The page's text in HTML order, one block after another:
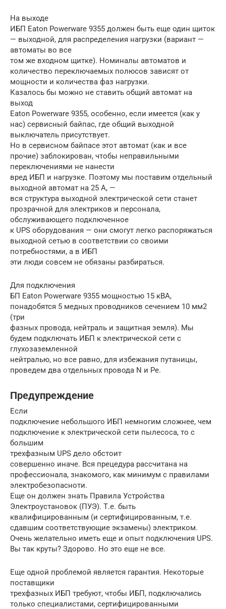
На выходе
ИБП Eaton Powerware 9355 должен быть еще один щиток
— выходной, для распределения нагрузки (вариант —
автоматы во все
том же входном щитке). Номиналы автоматов и
количество переключаемых полюсов зависят от
мощности и количества фаз нагрузки.
Казалось бы можно не ставить общий автомат на
выход
Eaton Powerware 9355, особенно, если имеется (как у
нас) сервисный байпас, где общий выходной
выключатель присутствует.
Но в сервисном байпасе этот автомат (как и все
прочие) заблокирован, чтобы неправильными
переключениями не нанести
вред ИБП и нагрузке. Поэтому мы поставим отдельный
выходной автомат на 25 А, —
вся структура выходной электрической сети станет
прозрачной для электриков и персонала,
обслуживающего подключенное
к UPS оборудования — они смогут легко распоряжаться
выходной сетью в соответствии со своими
потребностями, а в ИБП
эти люди совсем не обязаны разбираться.
Для подключения
БП Eaton Powerware 9355 мощностью 15 кВА,
понадобятся 5 медных проводников сечением 10 мм2
(три
фазных провода, нейтраль и защитная земля). Мы
будем подключать ИБП к электрической сети с
глухозаземленной
нейтралью, но все равно, для избежания путаницы,
проведем два отдельных провода N и Pe.
Предупреждение
Если
подключение небольшого ИБП немногим сложнее, чем
подключение к электрической сети пылесоса, то с
большим
трехфазным UPS дело обстоит
совершенно иначе. Вся прецедура рассчитана на
профессионала, знакомого, как минимум с правилами
электробезопасноти.
Еще он должен знать Правила Устройства
Электроустановок (ПУЭ). Т.е. быть
квалифицированным (и сертифицированным, т.е.
сдавшим соответствующие экзамены) электриком.
Очень желательно иметь еще и опыт подключения UPS.
Вы так круты? Здорово. Но это еще не все.
Еще одной проблемой является гарантия. Некоторые
поставщики
трехфазных ИБП требуют, чтобы ИБП, подключались
только специалистами, сертифицированными